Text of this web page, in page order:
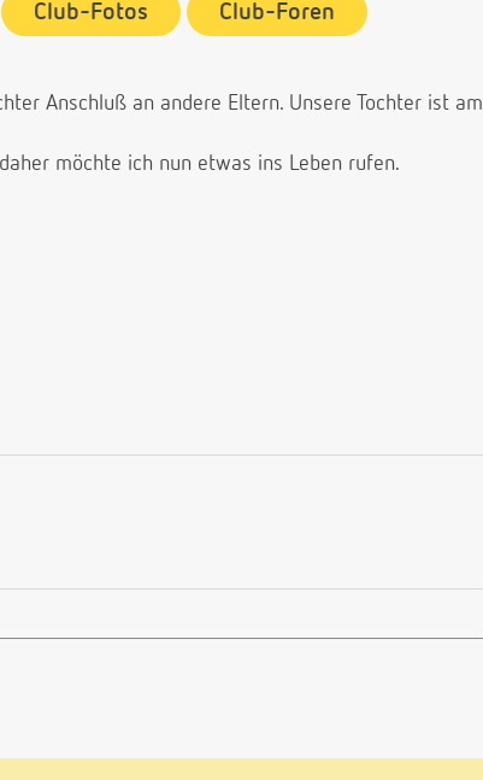
Club-Fotos Club-Foren
Anschluß an andere Eltern. Unsere Tochter ist am
möchte ich nun etwas ins Leben rufen.